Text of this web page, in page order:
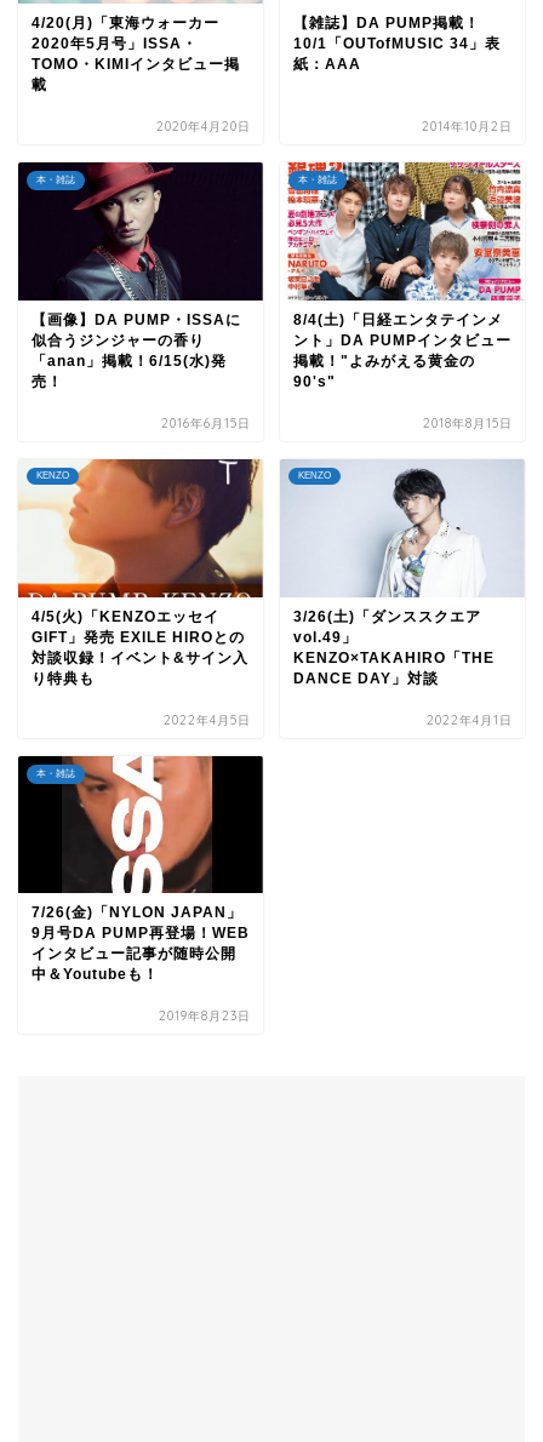
4/20(月)「東海ウォーカー
2020年5月号」ISSA・
TOMO・KIMIインタビュー掲
載
2020年4月20日
【雑誌】DA PUMP掲載！
10/1「OUTofMUSIC 34」表
紙：AAA
2014年10月2日
本・雑誌
【画像】DA PUMP・ISSAに
似合うジンジャーの香り
「anan」掲載！6/15(水)発
売！
2016年6月15日
本・雑誌
8/4(土)「日経エンタテインメ
ント」DA PUMPインタビュー
掲載！"よみがえる黄金の
90's"
2018年8月15日
KENZO
4/5(火)「KENZOエッセイ
GIFT」発売 EXILE HIROとの
対談収録！イベント&サイン入
り特典も
2022年4月5日
KENZO
3/26(土)「ダンススクエア
vol.49」
KENZO×TAKAHIRO「THE
DANCE DAY」対談
2022年4月1日
本・雑誌
7/26(金)「NYLON JAPAN」
9月号DA PUMP再登場！WEB
インタビュー記事が随時公開
中＆Youtubeも！
2019年8月23日